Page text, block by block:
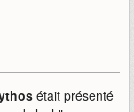
était présenté